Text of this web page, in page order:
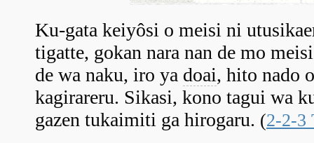
Ku-gata keiyôsi o meisi ni
tigatte, gokan nara nan de mo
de wa naku, iro ya doai, hito nado
kagirareru. Sikasi, kono tagui wa
gazen tukaimiti ga hirogaru. (2-2-3